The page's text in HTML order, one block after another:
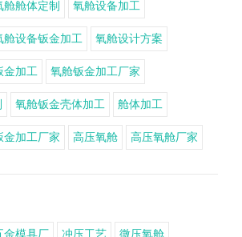
舱舱体定制 氧舱设备加工
舱设备钣金加工 氧舱设计方案
金加工 氧舱钣金加工厂家
氧舱钣金壳体加工 舱体加工
金加工厂家 高压氧舱 高压氧舱厂家
金模具厂 冲压工艺 微压氧舱